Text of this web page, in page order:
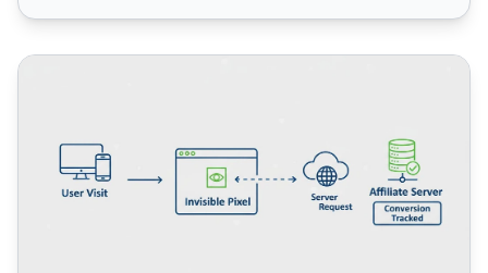
Wanneer moet ik pixeltracking gebruiken in Post Affiliate